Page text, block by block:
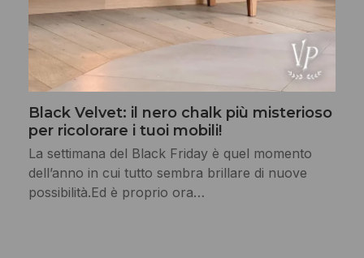
Black Velvet: il nero chalk più misterioso
per ricolorare i tuoi mobili!
La settimana del Black Friday è quel momento
dell’anno in cui tutto sembra brillare di nuove
possibilità.Ed è proprio ora…